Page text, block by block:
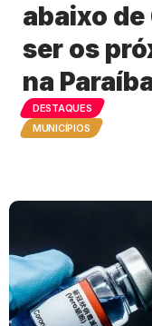
abaixo
ser os
na
DESTAQUES
MUNICÍPIOS